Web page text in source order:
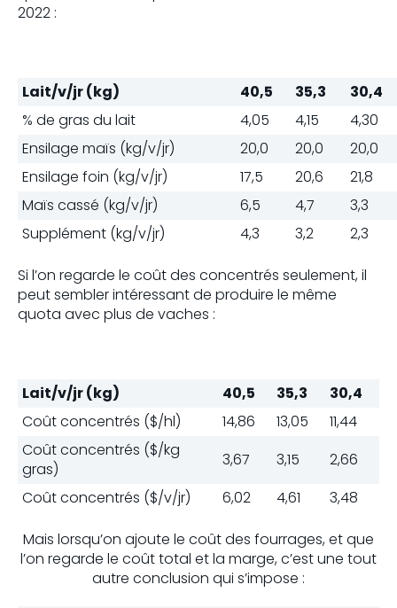
2022 :
Lait/v/jr (kg) 40,5 35,3
30,4
% de gras du lait
4,05 4,15
4,30
Ensilage maïs (kg/v/jr)
20,0 20,0
20,0
Ensilage foin (kg/v/jr)
17,5 20,6
21,8
Maïs cassé (kg/v/jr)
6,5 4,7
3,3
Supplément (kg/v/jr)
4,3 3,2 2,3
Si l’on regarde le coût des concentrés seulement, il
peut sembler intéressant de produire le même
quota avec plus de vaches :
Lait/v/jr (kg) 40,5 35,3
30,4
Coût concentrés ($/hl)
14,86 13,05
11,44
Coût concentrés ($/kg
gras)
3,67 3,15
2,66
Coût concentrés ($/v/jr)
6,02 4,61 3,48
Mais lorsqu’on ajoute le coût des fourrages, et que
l’on regarde le coût total et la marge, c’est une tout
autre conclusion qui s’impose :